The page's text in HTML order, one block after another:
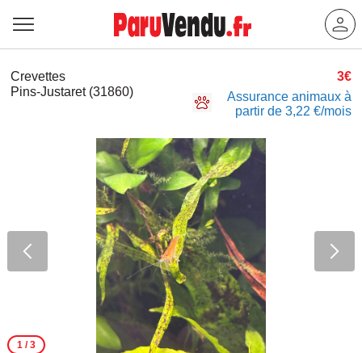
Crevettes
Pins-Justaret (31860)
3€
Assurance animaux à
partir de 3,22 €/mois
1/ 3